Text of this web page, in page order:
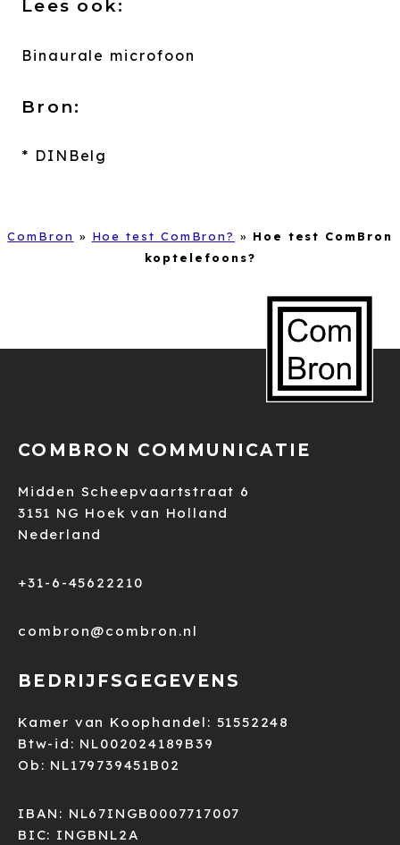
Lees ook:
Binaurale microfoon
Bron:
* DINBelg
ComBron » Hoe test ComBron? » Hoe test ComBron
koptelefoons?
COMBRON COMMUNICATIE
Midden Scheepvaartstraat 6
3151 NG Hoek van Holland
Nederland
+31-6-45622210
combron@combron.nl
BEDRIJFSGEGEVENS
Kamer van Koophandel: 51552248
Btw-id: NL002024189B39
Ob: NL179739451B02
IBAN: NL67INGB0007717007
BIC: INGBNL2A